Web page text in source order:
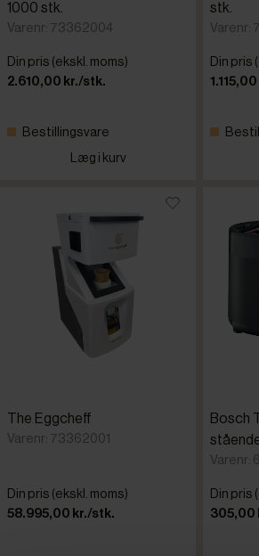
1000 stk.
Varenr: 73362004
Din pris (ekskl. moms)
2.610,00 kr./stk.
Bestillingsvare
Læg i kurv
stk.
Varenr:
Din pris
The Eggcheff
Varenr: 73362001
Din pris (ekskl. moms)
58.995,00 kr./stk.
Bosch
Varenr:
Din pris
305,00